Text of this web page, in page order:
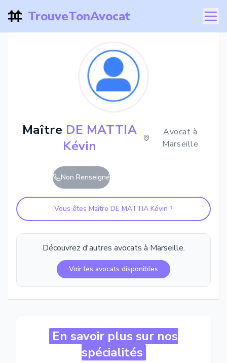
TrouveTonAvocat
Maître DE MATTIA
Kévin
Avocat à
Marseille
Non Renseigné
Vous êtes Maître DE MATTIA Kévin ?
Découvrez d'autres avocats à Marseille.
Voir les avocats disponibles
En savoir plus sur nos
spécialités